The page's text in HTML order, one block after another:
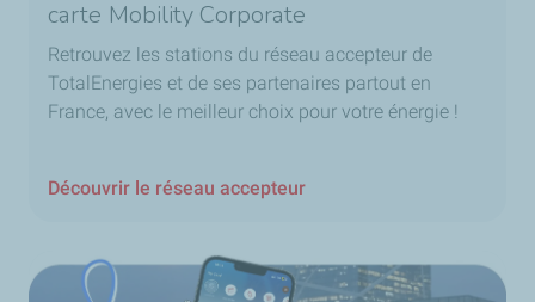
carte Mobility Corporate
Retrouvez les stations du réseau accepteur de
TotalEnergies et de ses partenaires partout en
France, avec le meilleur choix pour votre énergie !
Découvrir le réseau accepteur